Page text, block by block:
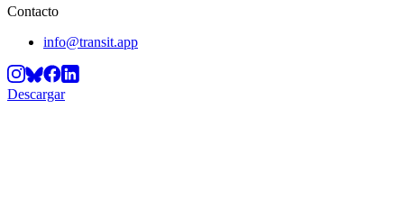
Contacto
info@transit.app
Descargar